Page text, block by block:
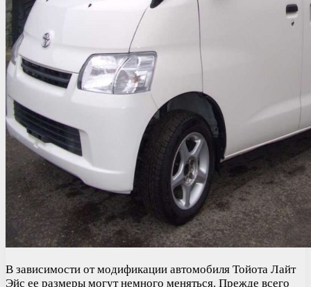
В зависимости от модификации автомобиля Тойота Лайт
Эйс ее размеры могут немного меняться. Прежде всего